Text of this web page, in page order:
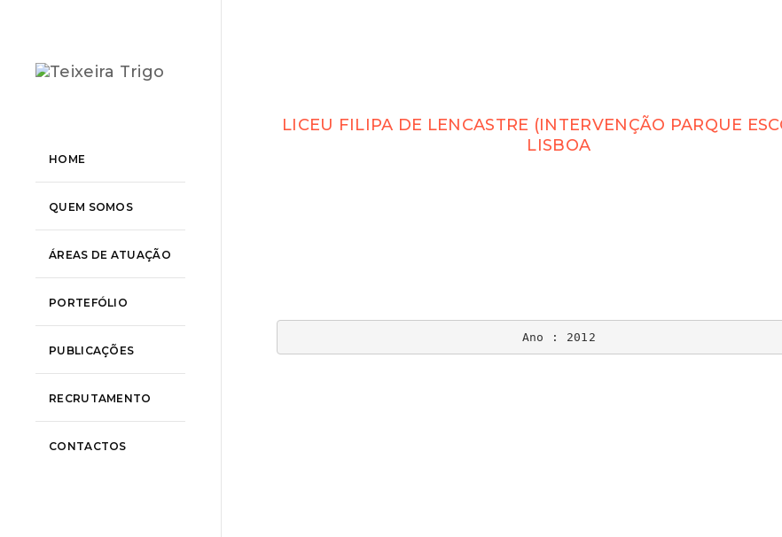
HOME
QUEM SOMOS
ÁREAS DE ATUAÇÃO
PORTEFÓLIO
PUBLICAÇÕES
RECRUTAMENTO
CONTACTOS
LICEU FILIPA DE LENCASTRE (INTERVENÇÃO PARQUE
LISBOA
Ano : 2012